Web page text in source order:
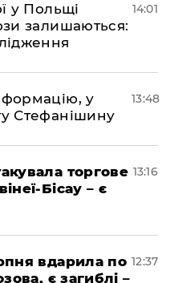
у Польщі
залишаються:
14:01
у
Стефанішину
13:48
торгове
Бісау – є
13:16
вдарила по
є загиблі –
12:37